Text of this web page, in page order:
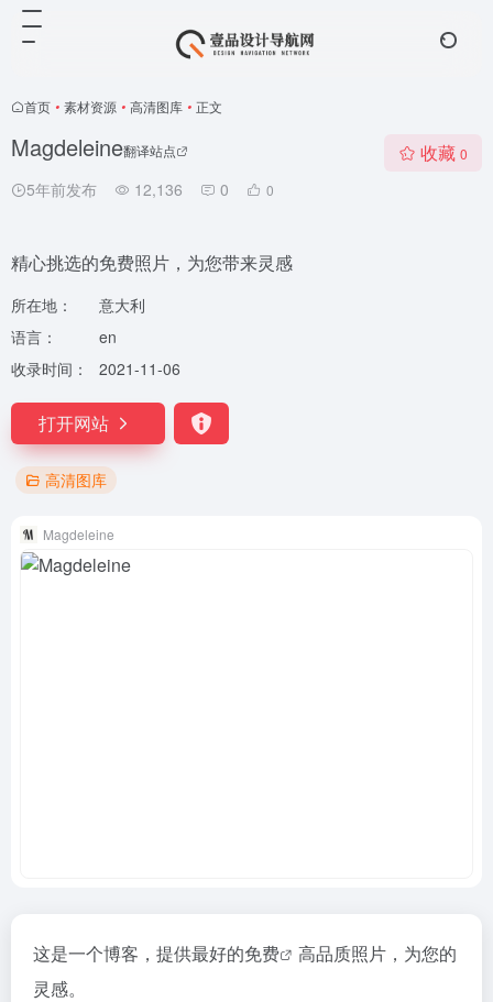
首页 • 素材资源 • 高清图库 • 正文
Magdeleine翻译站点
5年前发布 12,136 0 0
收藏 0
精心挑选的免费照片，为您带来灵感
所在地：
意大利
语言：
en
收录时间：
2021-11-06
打开网站
高清图库
Magdeleine
这是一个博客，提供最好的免费
高品质照片，为您的
灵感。